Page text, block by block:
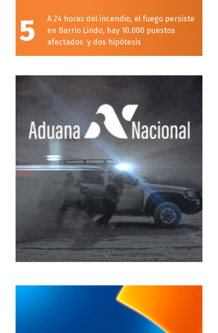
5
A 24 horas del incendio, el fuego persiste
en Barrio Lindo, hay 10.000 puestos
afectados y dos hipótesis